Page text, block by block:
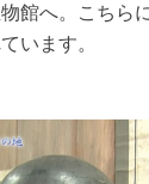
館へ。こちら
います。